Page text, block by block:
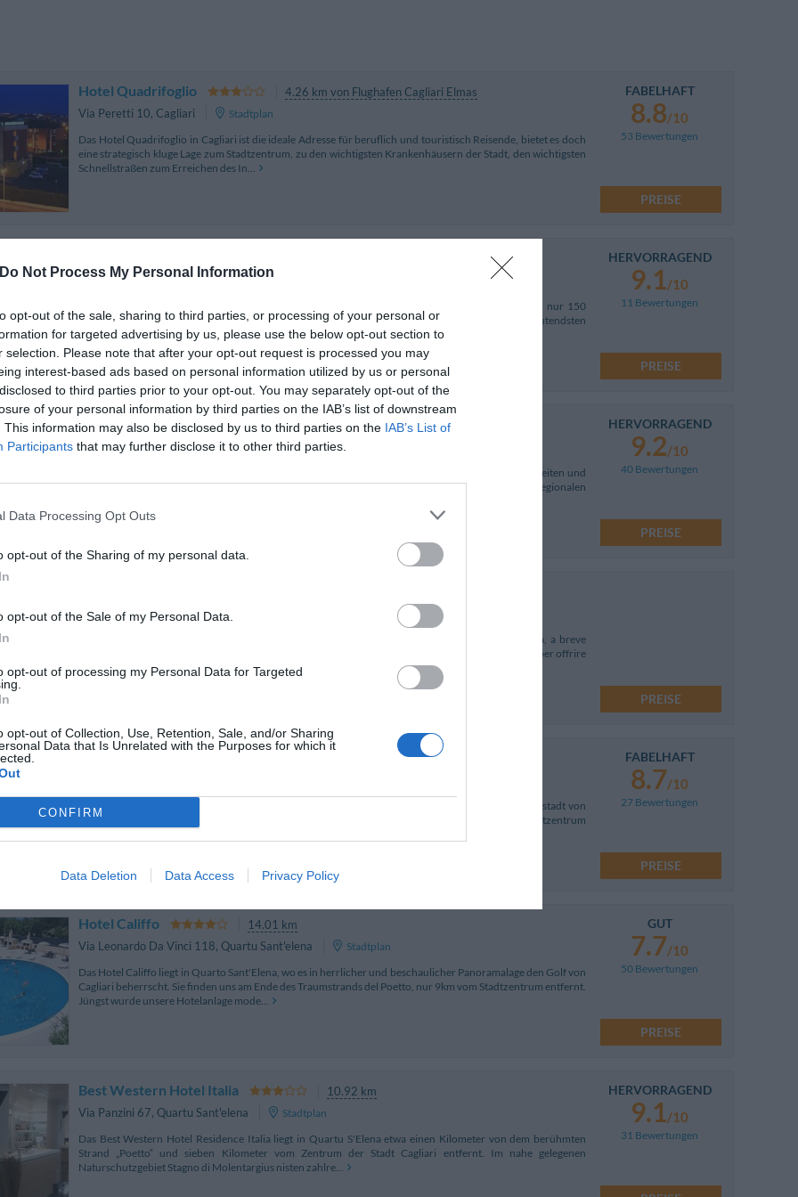
Do Not Process My Personal Information
opt-out of the sale, sharing to third parties, or processing of your personal or
for targeted advertising by us, please use the below opt-out section to
selection. Please note that after your opt-out request is processed you may
interest-based ads based on personal information utilized by us or personal
to third parties prior to your opt-out. You may separately opt-out of the
of your personal information by third parties on the IAB’s list of downstream
This information may also be disclosed by us to third parties on the IAB’s List of
Participants that may further disclose it to other third parties.
Data Processing Opt Outs
opt-out of the Sharing of my personal data.
opt-out of the Sale of my Personal Data.
opt-out of processing my Personal Data for Targeted
opt-out of Collection, Use, Retention, Sale, and/or Sharing
Data that Is Unrelated with the Purposes for which it
CONFIRM
Data Deletion Data Access Privacy Policy
Hotel Quadrifoglio
4.26 km von Flughafen Cagliari Elmas
Via Peretti 10, Cagliari
Stadtplan
Das Hotel Quadrifoglio in Cagliari ist die ideale Adresse für beruflich und touristisch Reisende, bietet es doch
eine strategisch kluge Lage zum Stadtzentrum, zu den wichtigsten Krankenhäusern der Stadt, den wichtigsten
Schnellstraßen zum Erreichen des In...
FABELHAFT
8.8/10
53 Bewertungen
PREISE
Vico III Dei Genovesi 10,Cagliari
Die im Jahr 2006 renovierten Apartments Le Torri liegen im mittelalterlichen Viertel von Cagliari, nur 150
Meter von der Torre dell'Elefante und der Kathedrale sowie wenige Minuten zu Fuß von den bedeutendsten
historischen Sehenswürdigkeiten entfernt....
HERVORRAGEND
9.1/10
11 Bewertungen
PREISE
Hotel Due Colonne
6.01 km
Via Sardegna 4/8 ,Cagliari
Stadtplan
Das Hotel Due Colonne ist ein exklusives Gästehaus in Cagliari, das günstig zu allen Sehenswürdigkeiten und
Einkaufsgelegenheiten der Stadt liegt. Auch die Nähe zu den innerstädtischen und regionalen
HERVORRAGEND
9.2/10
40 Bewertungen
PREISE
Via Piemonte 22,Assemini
Il Fly Hotel Cagliari, struttura dal design contemporaneo e di classe, si trova alle porte della città, a breve
distanza dall'aeroporto di Elmas. Tutte le camere e gli ambienti sono stati recentemente ristrutturati per offrire
il massimo del comfort. Nell...
PREISE
Das Cerdena Rooms liegt gegenüber der Basilica di Bonaria, in 15 Minuten Entfernung von der Altstadt von
Cagliari und nur 600m Fußweg zum Strand. Dank der Nähe zur Bushaltestelle können Sie das Stadtzentrum
FABELHAFT
8.7/10
27 Bewertungen
PREISE
Hotel Califfo
14.01 km
Via Leonardo Da Vinci 118, Quartu Sant'elena
Stadtplan
Das Hotel Califfo liegt in Quarto Sant'Elena, wo es in herrlicher und beschaulicher Panoramalage den Golf von
Cagliari beherrscht. Sie finden uns am Ende des Traumstrands del Poetto, nur 9km vom Stadtzentrum entfernt.
Jüngst wurde unsere Hotelanlage mode...
GUT
7.7/10
50 Bewertungen
PREISE
Best Western Hotel Italia
10.92 km
Via Panzini 67, Quartu Sant'elena
Stadtplan
Das Best Western Hotel Residence Italia liegt in Quartu S'Elena etwa einen Kilometer von dem berühmten
Strand „Poetto“ und sieben Kilometer vom Zentrum der Stadt Cagliari entfernt. Im nahe gelegenen
Naturschutzgebiet Stagno di Molentargius nisten zahlre...
HERVORRAGEND
9.1/10
31 Bewertungen